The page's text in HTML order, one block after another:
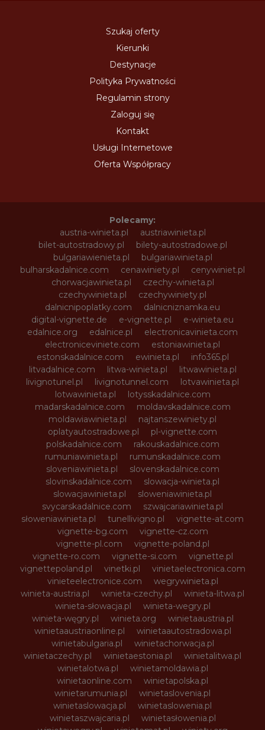
Szukaj oferty
Kierunki
Destynacje
Polityka Prywatności
Regulamin strony
Zaloguj się
Kontakt
Usługi Internetowe
Oferta Współpracy
Polecamy:
austria-winieta.pl
austriawinieta.pl
bilet-autostradowy.pl
bilety-autostradowe.pl
bulgariawienieta.pl
bulgariawinieta.pl
bulharskadalnice.com
cenawiniety.pl
cenywiniet.pl
chorwacjawinieta.pl
czechy-winieta.pl
czechywinieta.pl
czechywiniety.pl
dalnicnipoplatky.com
dalnicniznamka.eu
digital-vignette.de
e-vignette.pl
e-winieta.eu
edalnice.org
edalnice.pl
electronicavinieta.com
electroniceviniete.com
estoniawinieta.pl
estonskadalnice.com
ewinieta.pl
info365.pl
litvadalnice.com
litwa-winieta.pl
litwawinieta.pl
livignotunel.pl
livignotunnel.com
lotvawinieta.pl
lotwawinieta.pl
lotysskadalnice.com
madarskadalnice.com
moldavskadalnice.com
moldawiawinieta.pl
najtanszewiniety.pl
oplatyautostradowe.pl
pl-vignette.com
polskadalnice.com
rakouskadalnice.com
rumuniawinieta.pl
rumunskadalnice.com
sloveniawinieta.pl
slovenskadalnice.com
slovinskadalnice.com
slowacja-winieta.pl
slowacjawinieta.pl
sloweniawinieta.pl
svycarskadalnice.com
szwajcariawinieta.pl
słoweniawinieta.pl
tunellivigno.pl
vignette-at.com
vignette-bg.com
vignette-cz.com
vignette-pl.com
vignette-poland.pl
vignette-ro.com
vignette-si.com
vignette.pl
vignettepoland.pl
vinetki.pl
vinietaelectronica.com
vinieteelectronice.com
wegrywinieta.pl
winieta-austria.pl
winieta-czechy.pl
winieta-litwa.pl
winieta-słowacja.pl
winieta-wegry.pl
winieta-węgry.pl
winieta.org
winietaaustria.pl
winietaaustriaonline.pl
winietaautostradowa.pl
winietabulgaria.pl
winietachorwacja.pl
winietaczechy.pl
winietaestonia.pl
winietalitwa.pl
winietalotwa.pl
winietamoldawia.pl
winietaonline.com
winietapolska.pl
winietarumunia.pl
winietaslovenia.pl
winietaslowacja.pl
winietaslowenia.pl
winietaszwajcaria.pl
winietasłowenia.pl